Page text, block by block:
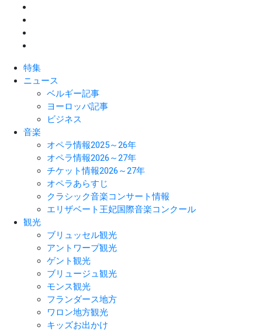
特集
ニュース
ベルギー記事
ヨーロッパ記事
ビジネス
音楽
オペラ情報2025～26年
オペラ情報2026～27年
チケット情報2026～27年
オペラあらすじ
クラシック音楽コンサート情報
エリザベート王妃国際音楽コンクール
観光
ブリュッセル観光
アントワープ観光
ゲント観光
ブリュージュ観光
モンス観光
フランダース地方
ワロン地方観光
キッズお出かけ